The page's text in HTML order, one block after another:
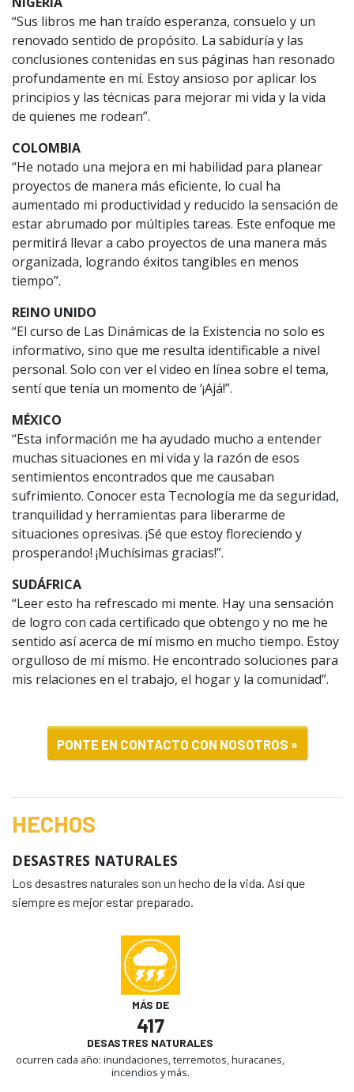
“Sus libros me han traído esperanza, consuelo y un
renovado sentido de propósito. La sabiduría y las
conclusiones contenidas en sus páginas han resonado
profundamente en mí. Estoy ansioso por aplicar los
principios y las técnicas para mejorar mi vida y la vida
de quienes me rodean”.
COLOMBIA
“He notado una mejora en mi habilidad para planear
proyectos de manera más eficiente, lo cual ha
aumentado mi productividad y reducido la sensación de
estar abrumado por múltiples tareas. Este enfoque me
permitirá llevar a cabo proyectos de una manera más
organizada, logrando éxitos tangibles en menos
tiempo”.
REINO UNIDO
“El curso de Las Dinámicas de la Existencia no solo es
informativo, sino que me resulta identificable a nivel
personal. Solo con ver el video en línea sobre el tema,
sentí que tenía un momento de ‘¡Ajá!”.
MÉXICO
“Esta información me ha ayudado mucho a entender
muchas situaciones en mi vida y la razón de esos
sentimientos encontrados que me causaban
sufrimiento. Conocer esta Tecnología me da seguridad,
tranquilidad y herramientas para liberarme de
situaciones opresivas. ¡Sé que estoy floreciendo y
prosperando! ¡Muchísimas gracias!”.
SUDÁFRICA
“Leer esto ha refrescado mi mente. Hay una sensación
de logro con cada certificado que obtengo y no me he
sentido así acerca de mí mismo en mucho tiempo. Estoy
orgulloso de mí mismo. He encontrado soluciones para
mis relaciones en el trabajo, el hogar y la comunidad”.
PONTE EN CONTACTO CON NOSOTROS »
HECHOS
DESASTRES NATURALES
Los desastres naturales son un hecho de la vida. Así que
siempre es mejor estar preparado.
MÁS DE
417
DESASTRES NATURALES
ocurren cada año: inundaciones, terremotos, huracanes,
incendios y más.